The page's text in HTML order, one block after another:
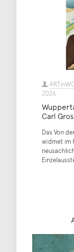
2026
Carl
Das Von
widmet im